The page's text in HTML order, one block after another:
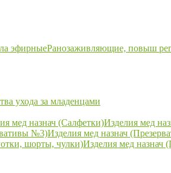
эфирныеРанозаживляющие, повыш
ухода за младенцами
мед назнач (Салфетки)Изделия мед
№3)Изделия мед назнач
шорты, чулки)Изделия мед назнач